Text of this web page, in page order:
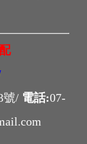
號/ 電話:07-